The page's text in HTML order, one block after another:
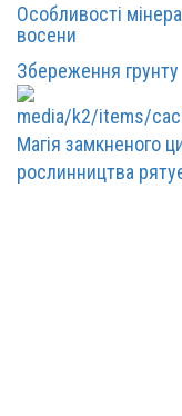
Особливості
восени
Збереження грунту
Магія замкненого
рослинництва